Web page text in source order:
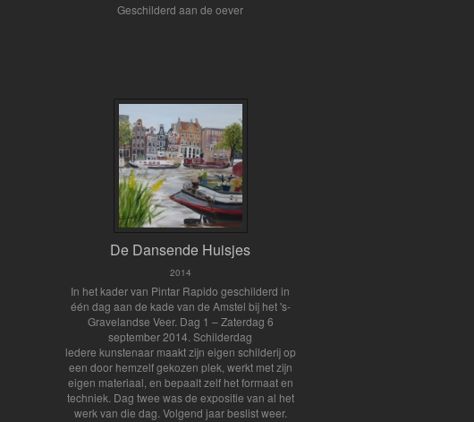
Geschilderd aan de oever
De Dansende Huisjes
2014
In het kader van Pintar Rapido geschilderd in
één dag aan de kade van de Amstel bij het 's-
Gravelandse Veer. Dag 1 – Zaterdag 6
september 2014. Schilderdag
ledere kunstenaar maakt zijn eigen schilderij op
een door hemzelf gekozen plek, werkt met zijn
eigen materiaal, en bepaalt zelf het formaat en
techniek. Dag twee was de expositie van al het
werk van die dag. Volgend jaar beslist weer.